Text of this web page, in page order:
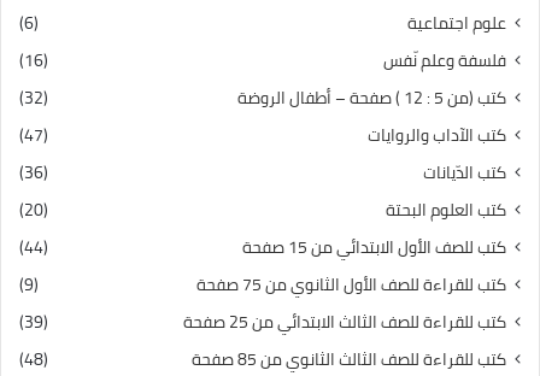
علوم اجتماعية
(6)
فلسفة وعلم نّفس
(16)
كتب (من 5 : 12 ) صفحة – أطفال الروضة
(32)
كتب الآداب والروايات
(47)
كتب الدّيانات
(36)
كتب العلوم البحتة
(20)
كتب للصف الأول الابتدائي من 15 صفحة
(44)
كتب للقراءة للصف الأول الثانوي من 75 صفحة
(9)
كتب للقراءة للصف الثالث الابتدائي من 25 صفحة
(39)
كتب للقراءة للصف الثالث الثانوي من 85 صفحة
(48)